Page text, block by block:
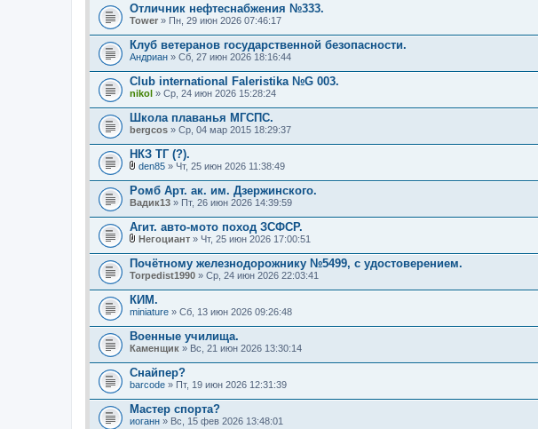
Отличник нефтеснабжения №333.
Tower » Пн, 29 июн 2026 07:46:17
Клуб ветеранов государственной безопасности.
Андриан » Сб, 27 июн 2026 18:16:44
Club international Faleristika №G 003.
nikol » Ср, 24 июн 2026 15:28:24
Школа плаванья МГСПС.
bergcos » Ср, 04 мар 2015 18:29:37
НКЗ ТГ (?).
л
о
ж
е
н
и
den85 » Чт, 25 июн 2026 11:38:49
Ромб Арт. ак. им. Дзержинского.
Вадик13 » Пт, 26 июн 2026 14:39:59
Агит. авто-мото поход ЗСФСР.
л
о
ж
е
н
и
Негоциант » Чт, 25 июн 2026 17:00:51
Почётному железнодорожнику №5499, с удостоверением.
Torpedist1990 » Ср, 24 июн 2026 22:03:41
КИМ.
miniature » Сб, 13 июн 2026 09:26:48
Военные училища.
Каменщик » Вс, 21 июн 2026 13:30:14
Снайпер?
barcode » Пт, 19 июн 2026 12:31:39
Мастер спорта?
иоганн » Вс, 15 фев 2026 13:48:01